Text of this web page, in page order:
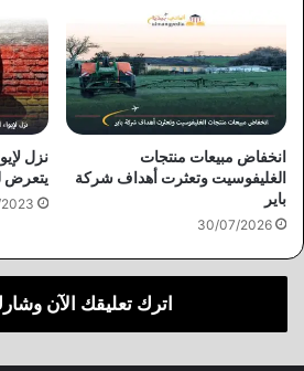
انخفاض مبيعات منتجات
الغليفوسيت وتعثرت أهداف شركة
باير
30/07/2026
نزل
يتعرض
اترك تعليقك الآن